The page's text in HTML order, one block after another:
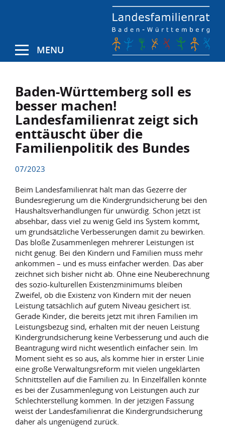
MENU
Baden-Württemberg soll es
besser machen!
Landesfamilienrat zeigt sich
enttäuscht über die
Familienpolitik des Bundes
07/2023
Beim Landesfamilienrat hält man das Gezerre der
Bundesregierung um die Kindergrundsicherung bei den
Haushaltsverhandlungen für unwürdig. Schon jetzt ist
absehbar, dass viel zu wenig Geld ins System kommt,
um grundsätzliche Verbesserungen damit zu bewirken.
Das bloße Zusammenlegen mehrerer Leistungen ist
nicht genug. Bei den Kindern und Familien muss mehr
ankommen – und es muss einfacher werden. Das aber
zeichnet sich bisher nicht ab. Ohne eine Neuberechnung
des sozio-kulturellen Existenzminimums bleiben
Zweifel, ob die Existenz von Kindern mit der neuen
Leistung tatsächlich auf gutem Niveau gesichert ist.
Gerade Kinder, die bereits jetzt mit ihren Familien im
Leistungsbezug sind, erhalten mit der neuen Leistung
Kindergrundsicherung keine Verbesserung und auch die
Beantragung wird nicht wesentlich einfacher sein. Im
Moment sieht es so aus, als komme hier in erster Linie
eine große Verwaltungsreform mit vielen ungeklärten
Schnittstellen auf die Familien zu. In Einzelfällen könnte
es bei der Zusammenlegung von Leistungen auch zur
Schlechterstellung kommen. In der jetzigen Fassung
weist der Landesfamilienrat die Kindergrundsicherung
daher als ungenügend zurück.